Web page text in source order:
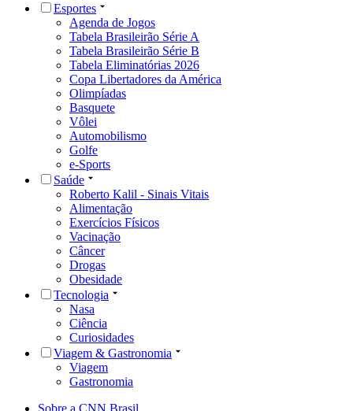
Esportes
Agenda de Jogos
Tabela Brasileirão Série A
Tabela Brasileirão Série B
Tabela Eliminatórias 2026
Copa Libertadores da América
Olimpíadas
Basquete
Vôlei
Automobilismo
Golfe
e-Sports
Saúde
Roberto Kalil - Sinais Vitais
Alimentação
Exercícios Físicos
Vacinação
Câncer
Drogas
Obesidade
Tecnologia
Nasa
Ciência
Curiosidades
Viagem & Gastronomia
Viagem
Gastronomia
Sobre a CNN Brasil